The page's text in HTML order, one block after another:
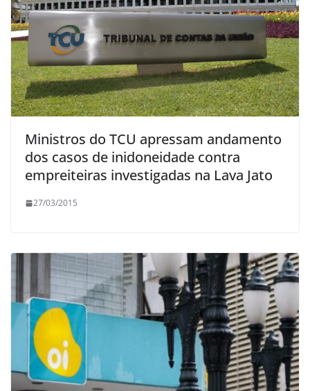
Ministros do TCU apressam andamento
dos casos de inidoneidade contra
empreiteiras investigadas na Lava Jato
27/03/2015